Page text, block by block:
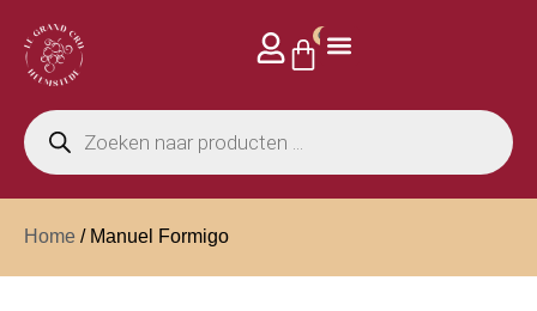
0
Home / Manuel Formigo